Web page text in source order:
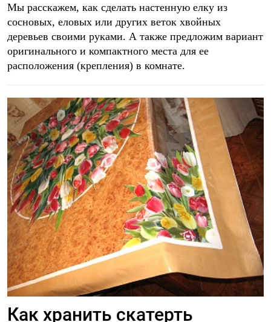
Мы расскажем, как сделать настенную елку из
сосновых, еловых или других веток хвойных
деревьев своими руками. А также предложим вариант
оригинального и компактного места для ее
расположения (крепления) в комнате.
Как хранить скатерть